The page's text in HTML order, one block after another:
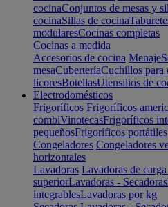
cocinaConjuntos de mesas y
cocinaSillas de cocina
modularesCocinas completas
Cocinas a medida
Accesorios de cocina Menaje
mesaCuberteríaCuchillos para
licoresBotellasUtensilios de
Electrodomésticos
Frigoríficos Frigoríficos
combiVinotecasFrigoríficos
pequeñosFrigoríficos portátiles
Congeladores Congeladores
horizontales
Lavadoras Lavadoras de
superiorLavadoras - Secadoras
integrablesLavadoras por kg